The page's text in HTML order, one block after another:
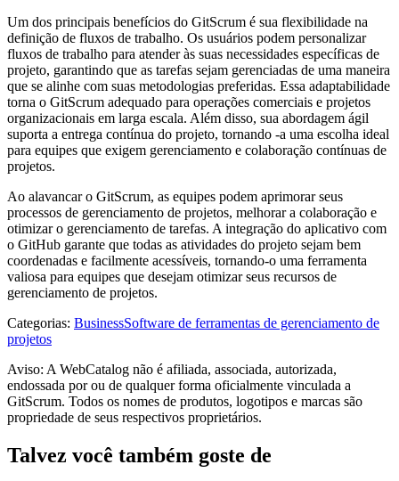
Um dos principais benefícios do GitScrum é sua flexibilidade na
definição de fluxos de trabalho. Os usuários podem personalizar
fluxos de trabalho para atender às suas necessidades específicas de
projeto, garantindo que as tarefas sejam gerenciadas de uma maneira
que se alinhe com suas metodologias preferidas. Essa adaptabilidade
torna o GitScrum adequado para operações comerciais e projetos
organizacionais em larga escala. Além disso, sua abordagem ágil
suporta a entrega contínua do projeto, tornando -a uma escolha ideal
para equipes que exigem gerenciamento e colaboração contínuas de
projetos.
Ao alavancar o GitScrum, as equipes podem aprimorar seus
processos de gerenciamento de projetos, melhorar a colaboração e
otimizar o gerenciamento de tarefas. A integração do aplicativo com
o GitHub garante que todas as atividades do projeto sejam bem
coordenadas e facilmente acessíveis, tornando-o uma ferramenta
valiosa para equipes que desejam otimizar seus recursos de
gerenciamento de projetos.
Categorias: BusinessSoftware de ferramentas de gerenciamento de
projetos
Aviso: A WebCatalog não é afiliada, associada, autorizada,
endossada por ou de qualquer forma oficialmente vinculada a
GitScrum. Todos os nomes de produtos, logotipos e marcas são
propriedade de seus respectivos proprietários.
Talvez você também goste de